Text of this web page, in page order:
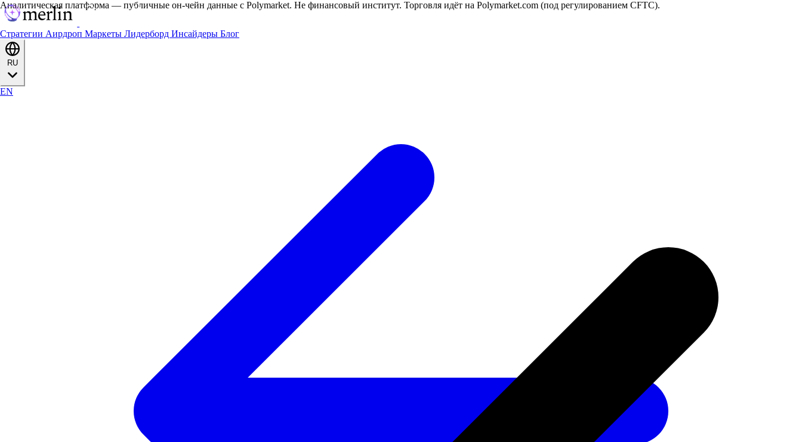
Стратегии Аирдроп Маркеты Лидерборд Инсайдеры Блог
EN
Аналитическая платформа — публичные он-чейн данные с Polymarket. Не финансовый институт. Торговля идёт на Polymarket.com (под регулированием CFTC).